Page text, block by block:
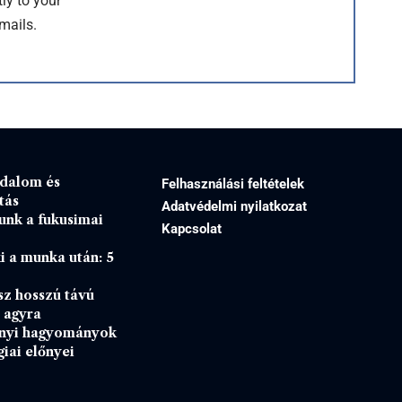
és
a fukusimai
a munka után: 5
hosszú távú
agyra
hagyományok
előnyei
Felhasználási feltételek
Adatvédelmi nyilatkozat
Kapcsolat